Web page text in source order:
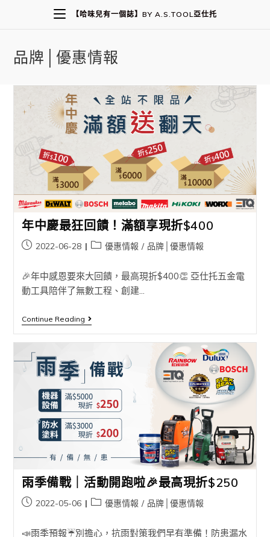
【哈味兒有一個誌】BY A.S.TOOL亞仕托
品牌│優惠情報
年中慶最狂回饋！滿額享現折$400
2022-06-28 優惠情報 / 品牌│優惠情報
🎉年中感恩要來大回饋，最高現折$400👏 亞仕托五金電
動工具陪伴了無數工程、創建...
Continue Reading
雨季備戰｜活動開跑啦🎉最高現折$250
2022-05-06 優惠情報 / 品牌│優惠情報
📣雨季預報☔️別擔心，抗雨對策我們早有準備！防患漏水